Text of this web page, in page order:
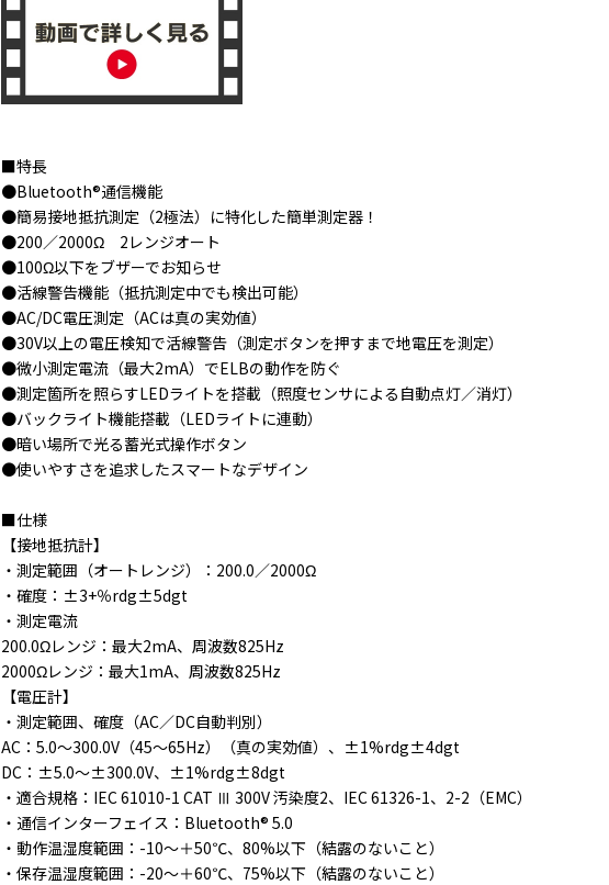
■特長
●Bluetooth®通信機能
●簡易接地抵抗測定（2極法）に特化した簡単測定器！
●200／2000Ω 2レンジオート
●100Ω以下をブザーでお知らせ
●活線警告機能（抵抗測定中でも検出可能）
●AC/DC電圧測定（ACは真の実効値）
●30V以上の電圧検知で活線警告（測定ボタンを押すまで地電圧を測定）
●微小測定電流（最大2mA）でELBの動作を防ぐ
●測定箇所を照らすLEDライトを搭載（照度センサによる自動点灯／消灯）
●バックライト機能搭載（LEDライトに連動）
●暗い場所で光る蓄光式操作ボタン
●使いやすさを追求したスマートなデザイン
■仕様
【接地抵抗計】
・測定範囲（オートレンジ）：200.0／2000Ω
・確度：±3+％rdg±5dgt
・測定電流
200.0Ωレンジ：最大2mA、周波数825Hz
2000Ωレンジ：最大1mA、周波数825Hz
【電圧計】
・測定範囲、確度（AC／DC自動判別）
AC：5.0～300.0V（45～65Hz）（真の実効値）、±1%rdg±4dgt
DC：±5.0～±300.0V、±1%rdg±8dgt
・適合規格：IEC 61010-1 CAT Ⅲ 300V 汚染度2、IEC 61326-1、2-2（EMC）
・通信インターフェイス：Bluetooth® 5.0
・動作温湿度範囲：-10～＋50℃、80%以下（結露のないこと）
・保存温湿度範囲：-20～＋60℃、75%以下（結露のないこと）